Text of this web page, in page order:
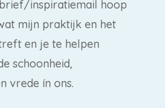
inspiratiemail hoop
mijn praktijk en het
en je te helpen
schoonheid,
vrede ín ons.